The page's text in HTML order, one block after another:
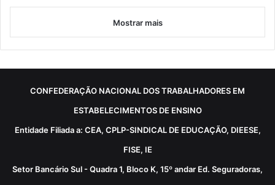
Mostrar mais
CONFEDERAÇÃO NACIONAL DOS TRABALHADORES EM
ESTABELECIMENTOS DE ENSINO
Entidade Filiada a: CEA, CPLP-SINDICAL DE EDUCAÇÃO, DIEESE,
FISE, IE
Setor Bancário Sul - Quadra 1, Bloco K, 15º andar Ed. Seguradoras,